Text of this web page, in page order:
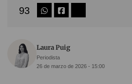
93
Laura Puig
Periodista
26 de marzo de 2026 - 15:00